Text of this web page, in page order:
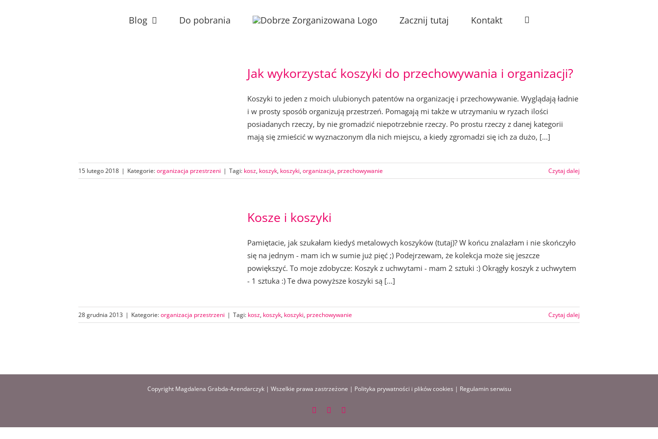
Blog Do pobrania Zacznij tutaj Kontakt
Jak wykorzystać koszyki do przechowywania i organizacji?
Koszyki to jeden z moich ulubionych patentów na organizację i przechowywanie. Wyglądają ładnie
i w prosty sposób organizują przestrzeń. Pomagają mi także w utrzymaniu w ryzach ilości
posiadanych rzeczy, by nie gromadzić niepotrzebnie rzeczy. Po prostu rzeczy z danej kategorii
mają się zmieścić w wyznaczonym dla nich miejscu, a kiedy zgromadzi się ich za dużo, [...]
15 lutego 2018 | Kategorie:organizacja przestrzeni | Tagi: kosz, koszyk, koszyki, organizacja, przechowywanie Czytaj dalej
Kosze i koszyki
Pamiętacie, jak szukałam kiedyś metalowych koszyków (tutaj)? W końcu znalazłam i nie skończyło
się na jednym - mam ich w sumie już pięć ;) Podejrzewam, że kolekcja może się jeszcze
powiększyć. To moje zdobycze: Koszyk z uchwytami - mam 2 sztuki :) Okrągły koszyk z uchwytem
- 1 sztuka :) Te dwa powyższe koszyki są [...]
28 grudnia 2013 | Kategorie:organizacja przestrzeni | Tagi: kosz, koszyk, koszyki, przechowywanie Czytaj dalej
Copyright Magdalena Grabda-Arendarczyk | Wszelkie prawa zastrzeżone | Polityka prywatności i plików cookies | Regulamin serwisu
FacebookInstagram